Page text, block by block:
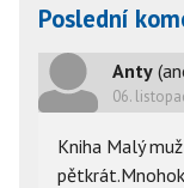
Poslední
Anty
06.
Kniha Malý